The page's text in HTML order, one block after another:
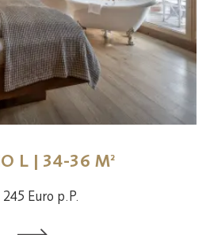
L | 34-36 M²
Euro p.P.